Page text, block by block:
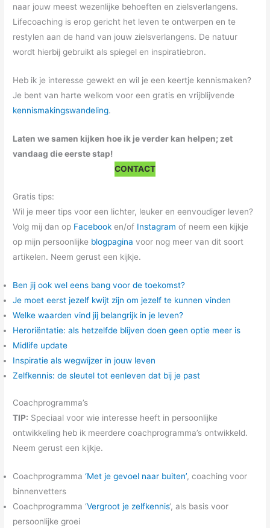
naar jouw meest wezenlijke behoeften en zielsverlangens.
Lifecoaching is erop gericht het leven te ontwerpen en te
restylen aan de hand van jouw zielsverlangens. De natuur
wordt hierbij gebruikt als spiegel en inspiratiebron.
Heb ik je interesse gewekt en wil je een keertje kennismaken?
Je bent van harte welkom voor een gratis en vrijblijvende
kennismakingswandeling.
Laten we samen kijken hoe ik je verder kan helpen; zet
vandaag die eerste stap!
CONTACT
Gratis tips:
Wil je meer tips voor een lichter, leuker en eenvoudiger leven?
Volg mij dan op Facebooken/of Instagram of neem een kijkje
op mijn persoonlijke blogpagina voor nog meer van dit soort
artikelen. Neem gerust een kijkje.
Ben jij ook wel eens bang voor de toekomst?
Je moet eerst jezelf kwijt zijn om jezelf te kunnen vinden
Welke waarden vind jij belangrijk in je leven?
Heroriëntatie: als hetzelfde blijven doen geen optie meer is
Midlife update
Inspiratie als wegwijzer in jouw leven
Zelfkennis: de sleuteltot eenleven dat bij je past
Coachprogramma’s
TIP: Speciaal voor wie interesse heeft in persoonlijke
ontwikkeling heb ik meerdere coachprogramma’s ontwikkeld.
Neem gerust een kijkje.
Coachprogramma‘Met je gevoel naar buiten’, coaching voor
binnenvetters
Coachprogramma ‘Vergroot je zelfkennis‘, als basis voor
persoonlijke groei